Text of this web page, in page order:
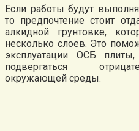
Если работы будут
то предпочтение стоит
алкидной грунтовке,
несколько слоев. Это
эксплуатации ОСБ
подвергаться
окружающей среды.